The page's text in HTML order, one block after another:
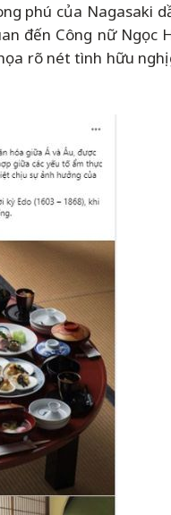
phú của Nagasaki
đến Công nữ Ngọc
rõ nét tình hữu